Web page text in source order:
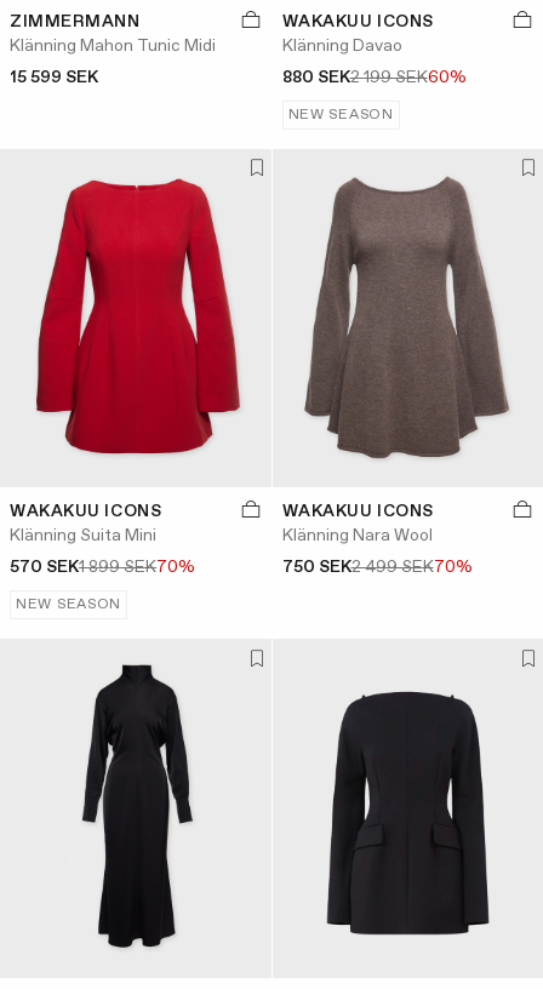
ZIMMERMANN
Klänning Mahon Tunic Midi
15 599 SEK
WAKAKUU ICONS
Klänning Davao
880 SEK2 199 SEK60%
NEW SEASON
WAKAKUU ICONS
Klänning Suita Mini
570 SEK1 899 SEK70%
NEW SEASON
WAKAKUU ICONS
Klänning Nara Wool
750 SEK2 499 SEK70%